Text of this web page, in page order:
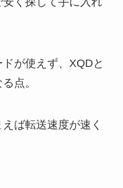
が使えず、XQDと
点。
ば転送速度が速く